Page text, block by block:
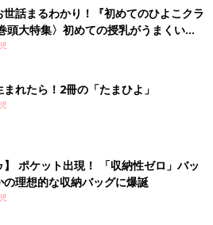
話まるわかり！『初めてのひよこクラ
頭大特集〉初めての授乳がうまくい
・ミルクの基本と夏のトラブル 解決テ
れたら！2冊の「たまひよ」
】 ポケット出現！ 「収納性ゼロ」バッ
の理想的な収納バッグに爆誕